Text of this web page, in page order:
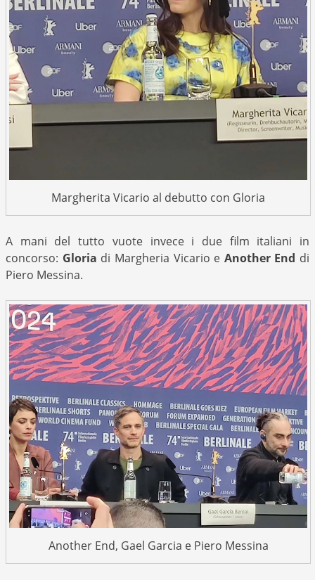
Margherita Vicario al debutto con Gloria
A mani del tutto vuote invece i due film italiani in
concorso: Gloria di Margheria Vicario e Another End di
Piero Messina.
Another End, Gael Garcia e Piero Messina